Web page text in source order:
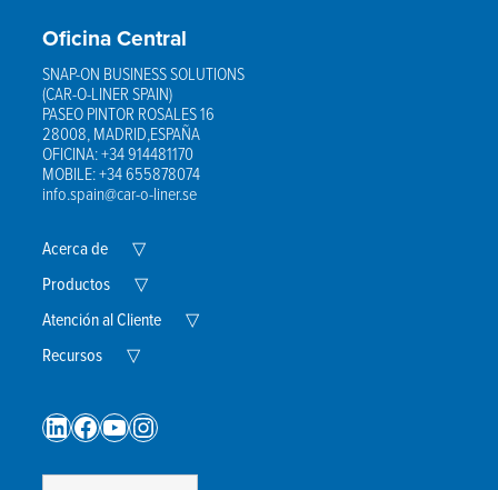
Oficina Central
SNAP-ON BUSINESS SOLUTIONS
(CAR-O-LINER SPAIN)
PASEO PINTOR ROSALES 16
28008, MADRID,ESPAÑA
OFICINA: +34 914481170
MOBILE: +34 655878074
info.spain@car-o-liner.se
Acerca de ▽Expand
Menu
Productos ▽Expand
Menu
Atención al Cliente ▽Expand
Recursos ▽Expand
LinkedIn
Facebook
YouTube
Instagram